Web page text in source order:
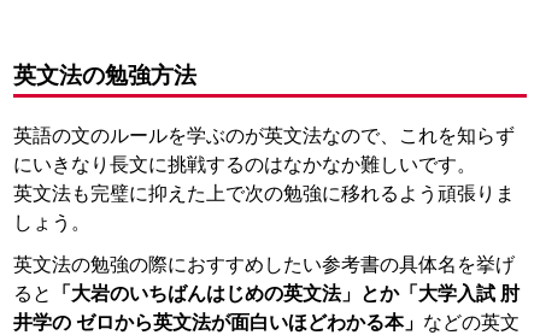
英文法の勉強方法
英語の文のルールを学ぶのが英文法なので、これを知らず
にいきなり長文に挑戦するのはなかなか難しいです。
英文法も完璧に抑えた上で次の勉強に移れるよう頑張りま
しょう。
英文法の勉強の際におすすめしたい参考書の具体名を挙げ
ると 「大岩のいちばんはじめの英文法」とか「大学入試 肘
井学の ゼロから英文法が面白いほどわかる本」 などの英文